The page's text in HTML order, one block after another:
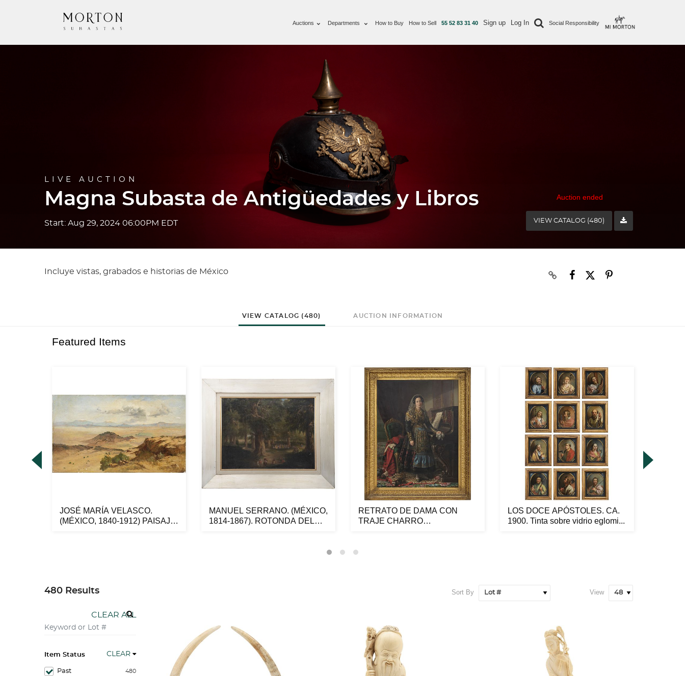
Auctions Departments How to Buy How to Sell 55 52 83 31 40 Sign up Log In Social Responsibility
LIVE AUCTION
Magna Subasta de Antigüedades y Libros
Start: Aug 29, 2024 06:00PM EDT
Auction ended
VIEW CATALOG (480)
Incluye vistas, grabados e historias de México
VIEW CATALOG (480) AUCTION INFORMATION
Featured Items
JOSÉ MARÍA VELASCO.
(MÉXICO, 1840-1912) PAISAJE.
MANUEL SERRANO. (MÉXICO,
1814-1867). ROTONDA DEL
RETRATO DE DAMA CON
TRAJE CHARRO
LOS DOCE APÓSTOLES. CA.
1900. Tinta sobre vidrio eglomi...
480 Results
CLEAR ALL
Item Status CLEAR
480
Past
Sort By View